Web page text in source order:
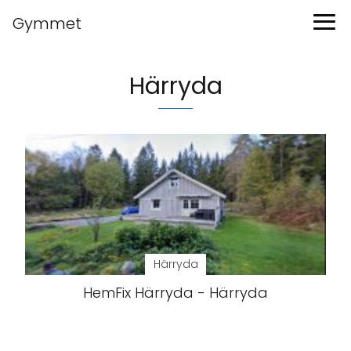
Gymmet
Härryda
Härryda
HemFix Härryda - Härryda